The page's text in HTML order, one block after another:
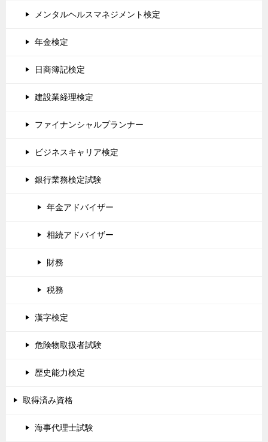
メンタルヘルスマネジメント検定
年金検定
日商簿記検定
建設業経理検定
ファイナンシャルプランナー
ビジネスキャリア検定
銀行業務検定試験
年金アドバイザー
相続アドバイザー
財務
税務
漢字検定
危険物取扱者試験
歴史能力検定
取得済み資格
海事代理士試験